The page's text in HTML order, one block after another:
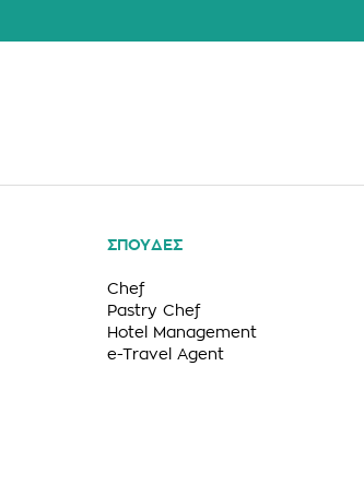
ΣΠΟΥΔΕΣ
Chef
Pastry Chef
Hotel Management
e-Travel Agent